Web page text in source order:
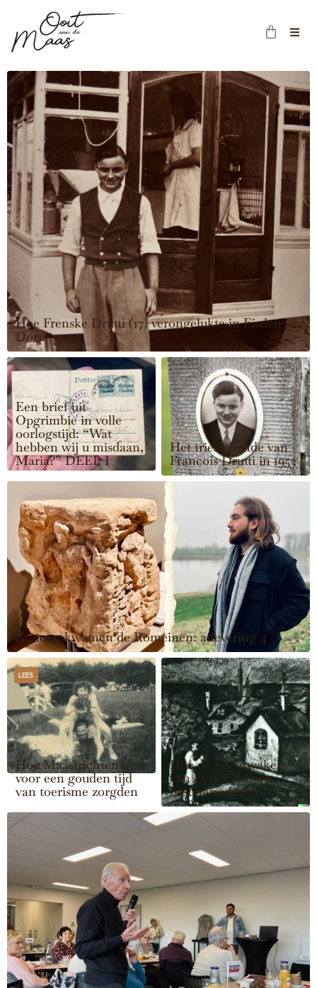
Hoe Frenske Drutti (17) verongelukte in Eisden-
Dorp
Een brief uit
Opgrimbie in volle
oorlogstijd: “Wat
hebben wij u misdaan,
Maria?” DEEL I
Het trieste einde van
Francois Drutti in 1952
En toen kwamen de Romeinen: aflevering 4
Hoe Maastrichtenaren
voor een gouden tijd
van toerisme zorgden
LEES
Hoe de nachtwakers
van Leut het dorp
beschermden